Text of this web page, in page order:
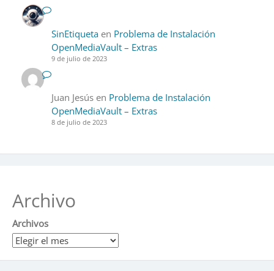
SinEtiquetaen Problema de Instalación
OpenMediaVault – Extras
9 de julio de 2023
Juan Jesúsen Problema de Instalación
OpenMediaVault – Extras
8 de julio de 2023
Archivo
Archivos